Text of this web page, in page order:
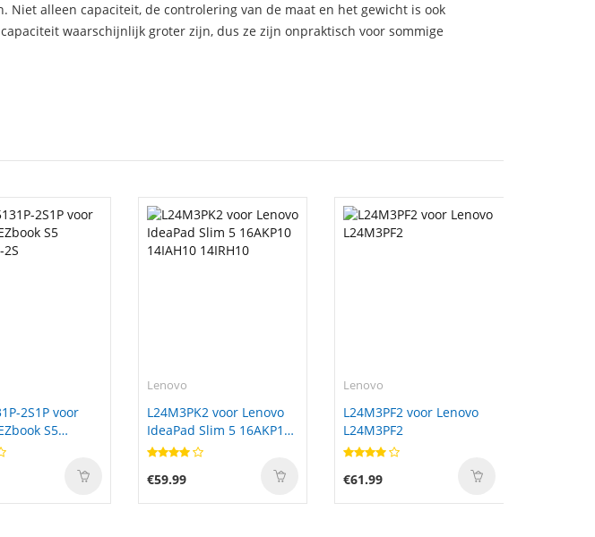
alleen capaciteit, de controlering van de maat en het gewicht is ook
waarschijnlijk groter zijn, dus ze zijn onpraktisch voor sommige
2S1P voor
S5
Lenovo
L24M3PK2 voor Lenovo
IdeaPad Slim 5 16AKP10
14IAH10 14IRH10
€59.99
Lenovo
L24M3PF2 voor Lenovo
L24M3PF2
€61.99